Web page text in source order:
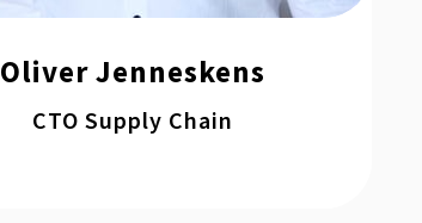
Oliver Jenneskens
CTO Supply Chain